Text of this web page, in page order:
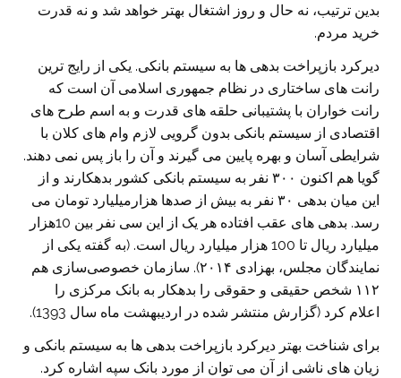
بدین ترتیب، نه حال و روز اشتغال بهتر خواهد شد و نه قدرت
خرید مردم.
دیرکرد بازپراخت بدهی ها به سیستم بانکی. یکی از رایج ترین
رانت های ساختاری در نظام جمهوری اسلامی آن است که
رانت خواران با پشتیبانی حلقه های قدرت و به اسم طرح های
اقتصادی از سیستم بانکی بدون گرویی لازم وام های کلان با
شرایطی آسان و بهره پایین می گیرند و آن را باز پس نمی دهند.
گویا هم اکنون ۳۰۰ نفر به سيستم بانكی کشور بدهكارند و از
این میان بدهی ۳۰ نفر به بیش از صدها هزارمیلیارد تومان می
رسد. بدهی های عقب افتاده هر یک از این سی نفر بین 10هزار
ميليارد ريال تا 100 هزار ميليارد ريال است. (به گفته يكی از
نمايندگان مجلس، بهزادی ۲۰۱۴). سازمان خصوصی‌سازی هم
۱۱۲ شخص حقیقی و حقوقی را بدهكار به بانک مرکزی را
اعلام کرد (گزارش منتشر شده در اردیبهشت ماه سال 1393).
برای شناخت بهتر دیرکرد بازپراخت بدهی ها به سیستم بانکی و
زیان های ناشی از آن می توان از مورد بانک سپه اشاره کرد.